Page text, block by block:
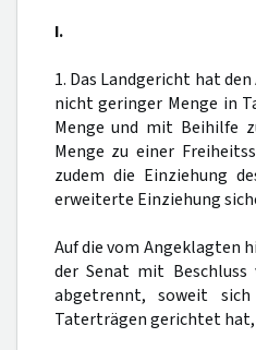
I.
1. Das Landgericht hat
nicht geringer Menge in
Menge und mit Beihilfe
Menge zu einer
zudem die Einziehung
erweiterte Einziehung
Auf die vom Angeklagten
der Senat mit Beschluss
abgetrennt, soweit
Taterträgen gerichtet hat,